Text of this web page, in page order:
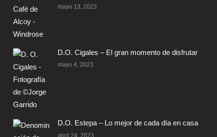
mayo 13, 2023
D.O. Cigales – El gran momento de disfrutar
mayo 4, 2023
D.O. Estepa – Lo mejor de cada día en casa
abril 24, 2023